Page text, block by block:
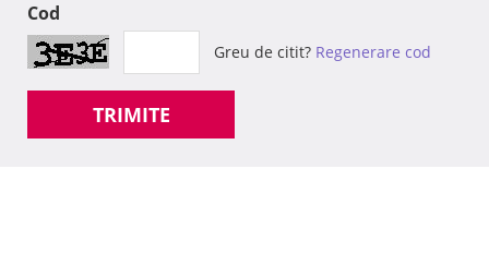
Cod
Greu de citit? Regenerare cod
TRIMITE